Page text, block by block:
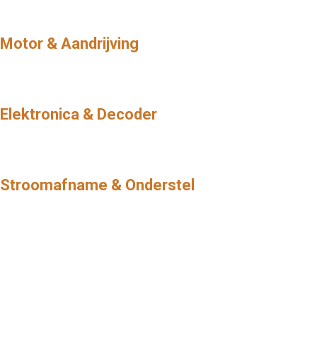
Motor & Aandrijving
Elektronica & Decoder
Stroomafname & Onderstel